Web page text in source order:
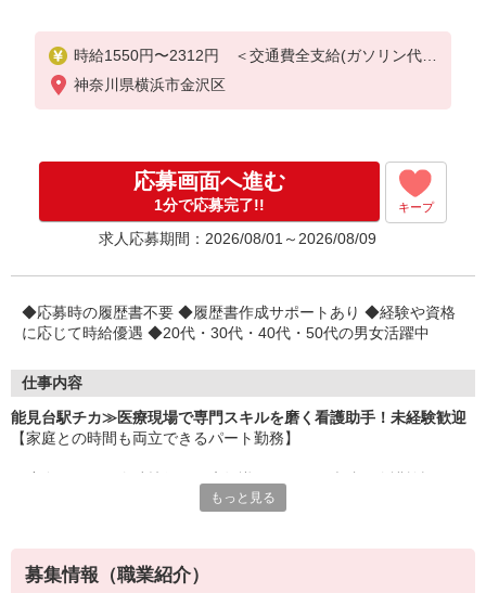
時給1550円〜2312円 ＜交通費全支給(ガソリン代含
む)＞
神奈川県横浜市金沢区
応募画面へ進む
1分で応募完了!! キープ
求人応募期間：2026/08/01～2026/08/09
◆応募時の履歴書不要 ◆履歴書作成サポートあり ◆経験や資格
に応じて時給優遇 ◆20代・30代・40代・50代の男女活躍中
仕事内容
能見台駅チカ≫医療現場で専門スキルを磨く看護助手！未経験歓迎
【家庭との時間も両立できるパート勤務】
〜仕事内容〜
◆療養環境の提供： 病室の清掃やベッドメイクを通じた衛生管理
もっと見る
募集情報（職業紹介）